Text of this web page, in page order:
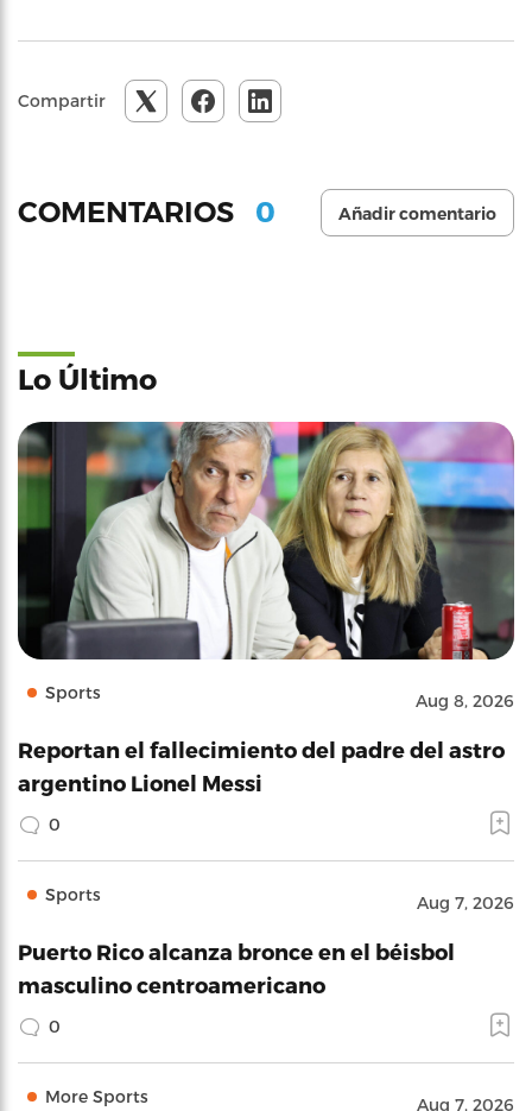
Compartir
COMENTARIOS 0 Añadir comentario
Lo Último
Sports Aug 8, 2026
Reportan el fallecimiento del padre del astro
argentino Lionel Messi
0
Sports Aug 7, 2026
Puerto Rico alcanza bronce en el béisbol
masculino centroamericano
0
More Sports Aug 7, 2026